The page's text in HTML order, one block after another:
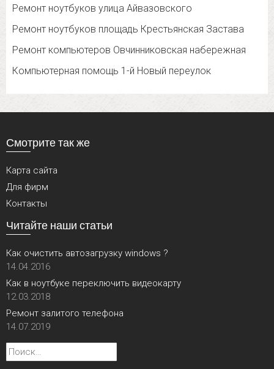
Ремонт ноутбуков улица Айвазовского
Ремонт ноутбуков площадь Крестьянская Застава
Ремонт компьютеров Овчинниковская набережная
Компьютерная помощь 1-й Новый переулок
Смотрите так же
Карта сайта
Для фирм
Контакты
Читайте наши статьи
Как очистить автозагрузку windows ?
14.04.2016
Как в ноутбуке переключить видеокарту
12.03.2018
Ремонт залитого телефона
14.07.2019
Найти: